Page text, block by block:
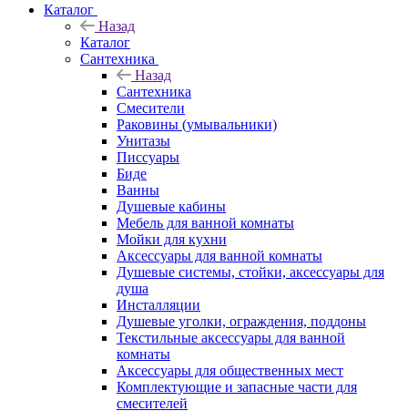
Каталог
Назад
Каталог
Сантехника
Назад
Сантехника
Смесители
Раковины (умывальники)
Унитазы
Писсуары
Биде
Ванны
Душевые кабины
Мебель для ванной комнаты
Мойки для кухни
Аксессуары для ванной комнаты
Душевые системы, стойки, аксессуары для
душа
Инсталляции
Душевые уголки, ограждения, поддоны
Текстильные аксессуары для ванной
комнаты
Аксессуары для общественных мест
Комплектующие и запасные части для
смесителей